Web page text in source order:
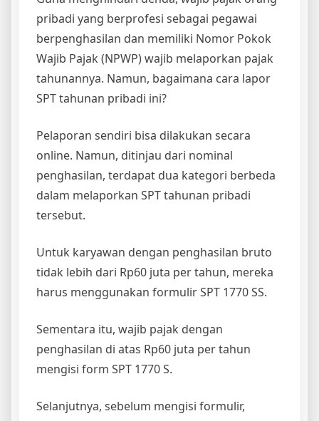
pribadi yang berprofesi sebagai pegawai
berpenghasilan dan memiliki Nomor Pokok
Wajib Pajak (NPWP) wajib melaporkan pajak
tahunannya. Namun, bagaimana cara lapor
SPT tahunan pribadi ini?
Pelaporan sendiri bisa dilakukan secara
online. Namun, ditinjau dari nominal
penghasilan, terdapat dua kategori berbeda
dalam melaporkan SPT tahunan pribadi
tersebut.
Untuk karyawan dengan penghasilan bruto
tidak lebih dari Rp60 juta per tahun, mereka
harus menggunakan formulir SPT 1770 SS.
Sementara itu, wajib pajak dengan
penghasilan di atas Rp60 juta per tahun
mengisi form SPT 1770 S.
Selanjutnya, sebelum mengisi formulir,